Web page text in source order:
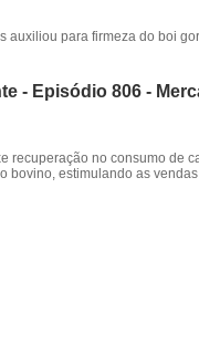
auxiliou para firmeza do boi
- Episódio 806 -
recuperação no consumo de
bovino, estimulando as